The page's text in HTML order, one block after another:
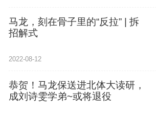
马龙，刻在骨子里的“反拉” | 拆
招解式
2022-08-12
恭贺！马龙保送进北体大读研，
成刘诗雯学弟~或将退役